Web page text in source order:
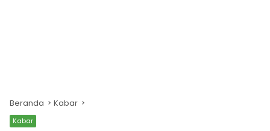
Beranda Kabar
Kabar